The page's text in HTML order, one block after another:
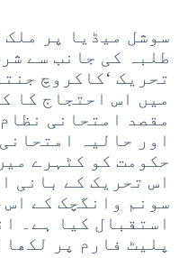
سوشل میڈیا پر ملک
طلبہ کی جانب سے
تحریک ‘کاکروچ
میں اس احتجاج کا
مقصد امتحانی
اور حالیہ
حکومت کو کٹہرے
اس تحریک کے بانی
سونم وانگچک کے
استقبال کیا ہے۔
پلیٹ فارم پر